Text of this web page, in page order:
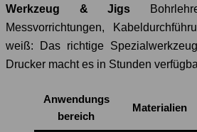
Werkzeug & Jigs
Messvorrichtungen,
weiß: Das richtige
Drucker macht es in Stunden
Anwendungs
bereich
Materialien